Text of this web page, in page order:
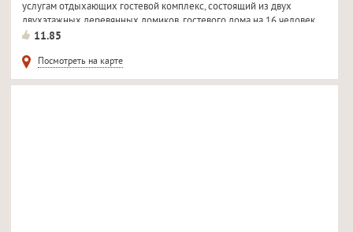
услугам отдыхающих гостевой комплекс, состоящий из двух
двухэтажных деревянных домиков, гостевого дома на 16 человек
с...11.85
Посмотреть на карте